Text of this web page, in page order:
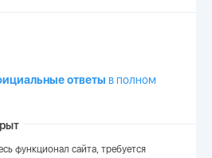
ответы в полном
функционал сайта, требуется